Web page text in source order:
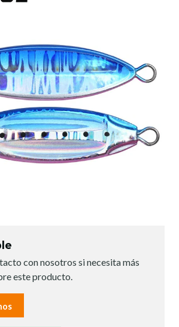
con nosotros si necesita más
este producto.